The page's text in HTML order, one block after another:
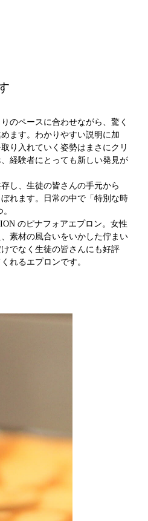
のペースに合わせながら、驚く
ます。わかりやすい説明に加
り入れていく姿勢はまさにクリ
経験者にとっても新しい発見が
し、生徒の皆さんの手元から
れます。日常の中で「特別な時
のピナフォアエプロン。女性
素材の風合いをいかした佇まい
でなく生徒の皆さんにも好評
れるエプロンです。